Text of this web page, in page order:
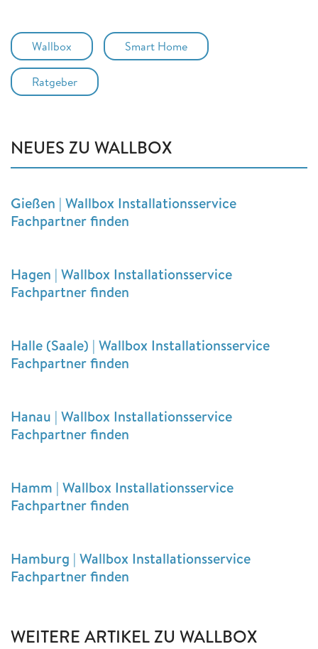
Wallbox Smart Home
Ratgeber
NEUES ZU WALLBOX
Gießen | Wallbox Installationsservice
Fachpartner finden
Hagen | Wallbox Installationsservice
Fachpartner finden
Halle (Saale) | Wallbox Installationsservice
Fachpartner finden
Hanau | Wallbox Installationsservice
Fachpartner finden
Hamm | Wallbox Installationsservice
Fachpartner finden
Hamburg | Wallbox Installationsservice
Fachpartner finden
WEITERE ARTIKEL ZU WALLBOX